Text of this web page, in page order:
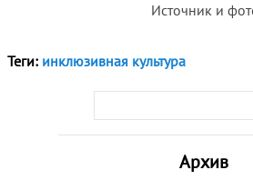
Архив
Источник и
Теги: инклюзивная культура